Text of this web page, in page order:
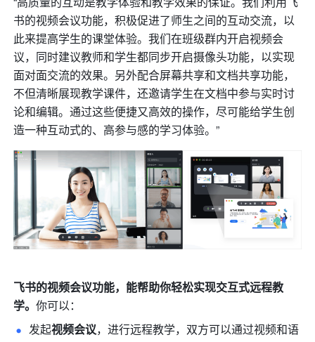
书的视频会议功能，积极促进了师生之间的互动交流，以
此来提高学生的课堂体验。我们在班级群内开启视频会
议，同时建议教师和学生都同步开启摄像头功能，以实现
面对面交流的效果。另外配合屏幕共享和文档共享功能，
不但清晰展现教学课件，还邀请学生在文档中参与实时讨
论和编辑。通过这些便捷又高效的操作，尽可能给学生创
造一种互动式的、高参与感的学习体验。”
飞书的视频会议功能，能帮助你轻松实现交互式远程教
学。你可以：
发起视频会议，进行远程教学，双方可以通过视频和语